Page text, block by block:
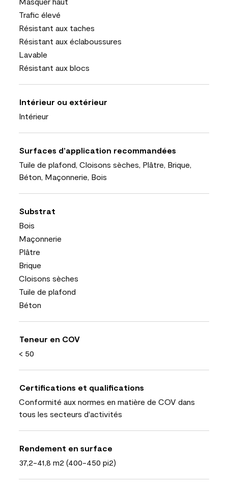
Trafic élevé
Résistant aux taches
Résistant aux éclaboussures
Lavable
Résistant aux blocs
Intérieur ou extérieur
Intérieur
Surfaces d’application recommandées
Tuile de plafond, Cloisons sèches, Plâtre, Brique,
Béton, Maçonnerie, Bois
Substrat
Bois
Maçonnerie
Plâtre
Brique
Cloisons sèches
Tuile de plafond
Béton
Teneur en COV
< 50
Certifications et qualifications
Conformité aux normes en matière de COV dans
tous les secteurs d'activités
Rendement en surface
37,2-41,8 m2 (400-450 pi2)